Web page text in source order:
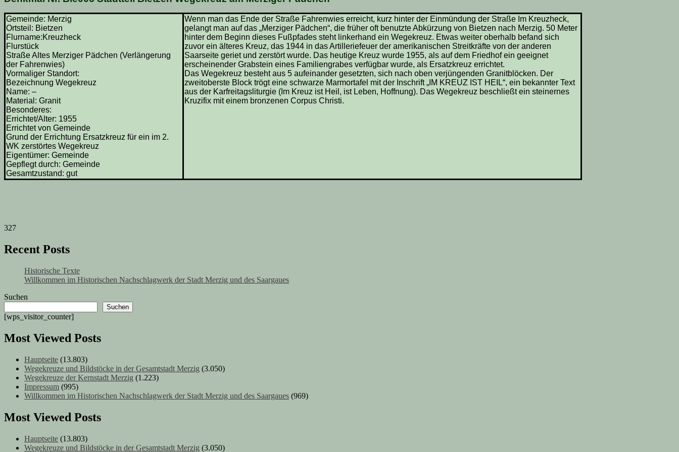
Gemeinde: Merzig
Ortsteil: Bietzen
Flurname:Kreuzheck
Flurstück
Straße Altes Merziger Pädchen (Verlängerung
der Fahrenwies)
Vormaliger Standort:
Bezeichnung Wegekreuz
Name: –
Material: Granit
Besonderes:
Errichtet/Alter: 1955
Errichtet von Gemeinde
Grund der Errichtung Ersatzkreuz für ein im 2.
WK zerstörtes Wegekreuz
Eigentümer: Gemeinde
Gepflegt durch: Gemeinde
Gesamtzustand: gut
Wenn man das Ende der Straße Fahrenwies erreicht, kurz hinter der Einmündung der Straße Im Kreuzheck,
gelangt man auf das „Merziger Pädchen“, die früher oft benutzte Abkürzung von Bietzen nach Merzig. 50 Meter
hinter dem Beginn dieses Fußpfades steht linkerhand ein Wegekreuz. Etwas weiter oberhalb befand sich
zuvor ein älteres Kreuz, das 1944 in das Artilleriefeuer der amerikanischen Streitkräfte von der anderen
Saarseite geriet und zerstört wurde. Das heutige Kreuz wurde 1955, als auf dem Friedhof ein geeignet
erscheinender Grabstein eines Familiengrabes verfügbar wurde, als Ersatzkreuz errichtet.
Das Wegekreuz besteht aus 5 aufeinander gesetzten, sich nach oben verjüngenden Granitblöcken. Der
zweitoberste Block trögt eine schwarze Marmortafel mit der Inschrift „IM KREUZ IST HEIL“, ein bekannter Text
aus der Karfreitagsliturgie (Im Kreuz ist Heil, ist Leben, Hoffnung). Das Wegekreuz beschließt ein steinernes
Kruzifix mit einem bronzenen Corpus Christi.
327
Recent Posts
Historische Texte
Willkommen im Historischen Nachschlagwerk der Stadt Merzig und des Saargaues
Suchen
Suchen
[wps_visitor_counter]
Most Viewed Posts
Hauptseite (13.803)
Wegekreuze und Bildstöcke in der Gesamtstadt Merzig (3.050)
Wegekreuze der Kernstadt Merzig (1.223)
Impressum (995)
Willkommen im Historischen Nachschlagwerk der Stadt Merzig und des Saargaues (969)
Most Viewed Posts
Hauptseite (13.803)
Wegekreuze und Bildstöcke in der Gesamtstadt Merzig (3.050)